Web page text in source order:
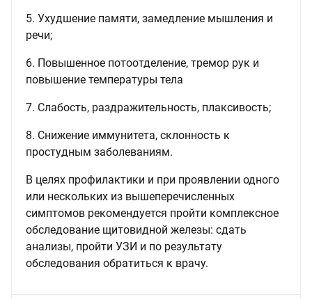
5. Ухудшение памяти, замедление мышления и
речи;
6. Повышенное потоотделение, тремор рук и
повышение температуры тела
7. Слабость, раздражительность, плаксивость;
8. Снижение иммунитета, склонность к
простудным заболеваниям.
В целях профилактики и при проявлении одного
или нескольких из вышеперечисленных
симптомов рекомендуется пройти комплексное
обследование щитовидной железы: сдать
анализы, пройти УЗИ и по результату
обследования обратиться к врачу.